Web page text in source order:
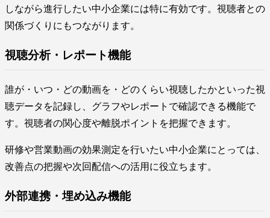
しながら進行したい中小企業には特に有効です。視聴者との
関係づくりにもつながります。
視聴分析・レポート機能
誰が・いつ・どの動画を・どのくらい視聴したかといった視
聴データを記録し、グラフやレポートで確認できる機能で
す。視聴者の関心度や離脱ポイントを把握できます。
研修や営業動画の効果測定を行いたい中小企業にとっては、
改善点の把握や次回配信への活用に役立ちます。
外部連携・埋め込み機能